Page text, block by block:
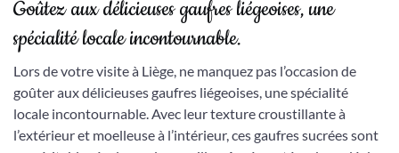
Goûtez aux délicieuses gaufres liégeoises, une
spécialité locale incontournable.
Lors de votre visite à Liège, ne manquez pas l’occasion de
goûter aux délicieuses gaufres liégeoises, une spécialité
locale incontournable. Avec leur texture croustillante à
l’extérieur et moelleuse à l’intérieur, ces gaufres sucrées sont